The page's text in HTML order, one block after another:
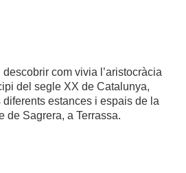
com vivia l’aristocràcia
del segle XX de Catalunya,
estances i espais de la
de Sagrera, a Terrassa.